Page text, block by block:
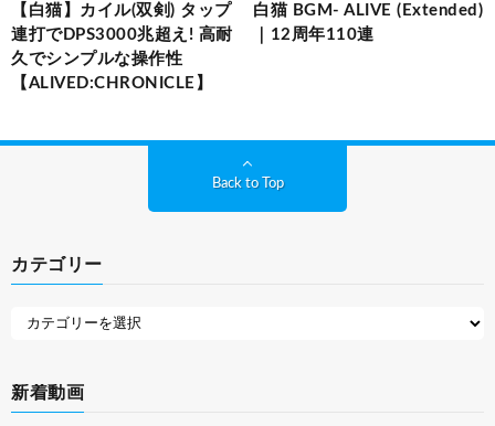
【白猫】カイル(双剣) タップ
連打でDPS3000兆超え! 高耐
久でシンプルな操作性
【ALIVED:CHRONICLE】
白猫 BGM- ALIVE (Extended)
｜12周年110連
Back to Top
カテゴリー
新着動画